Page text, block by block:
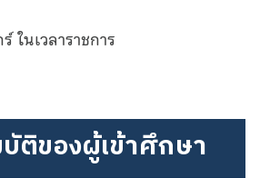
ในเวลาราชการ
ติของผู้เข้าศึกษา